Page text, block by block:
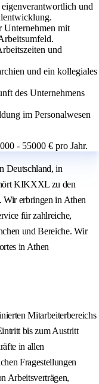
und
Unternehmen mit
und
und ein kollegiales
des Unternehmens
im Personalwesen
- 55000 € pro Jahr.
Deutschland, in
KIKXXL zu den
Wir erbringen in Athen
für zahlreiche,
und Bereiche. Wir
in Athen
Mitarbeiterbereichs
bis zum Austritt
in allen
Fragestellungen
Arbeitsverträgen,